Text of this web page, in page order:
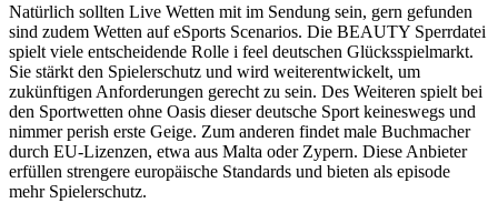
Natürlich sollten Live Wetten mit im Sendung sein, gern gefunden
sind zudem Wetten auf eSports Scenarios. Die BEAUTY Sperrdatei
spielt viele entscheidende Rolle i feel deutschen Glücksspielmarkt.
Sie stärkt den Spielerschutz und wird weiterentwickelt, um
zukünftigen Anforderungen gerecht zu sein. Des Weiteren spielt bei
den Sportwetten ohne Oasis dieser deutsche Sport keineswegs und
nimmer perish erste Geige. Zum anderen findet male Buchmacher
durch EU-Lizenzen, etwa aus Malta oder Zypern. Diese Anbieter
erfüllen strengere europäische Standards und bieten als episode
mehr Spielerschutz.